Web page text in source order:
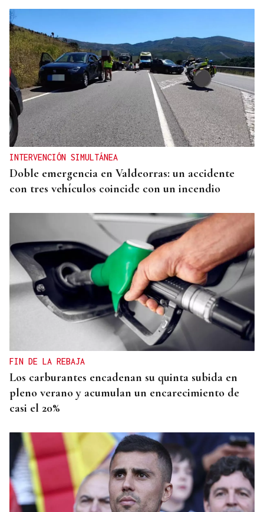
LA REVISTA
La playlist de... Pablo Amann
INTERVENCIÓN SIMULTÁNEA
Doble emergencia en Valdeorras: un accidente
con tres vehículos coincide con un incendio
FIN DE LA REBAJA
Los carburantes encadenan su quinta subida en
pleno verano y acumulan un encarecimiento de
casi el 20%